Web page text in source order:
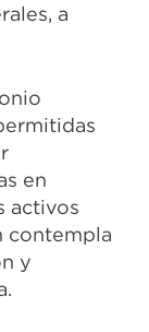
a
en
activos
contempla
y